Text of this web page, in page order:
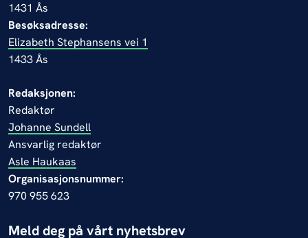
1431 Ås
Besøksadresse:
Elizabeth Stephansens vei 1
1433 Ås
Redaksjonen:
Redaktør
Johanne Sundell
Ansvarlig redaktør
Asle Haukaas
Organisasjonsnummer:
970 955 623
Meld deg på vårt nyhetsbrev